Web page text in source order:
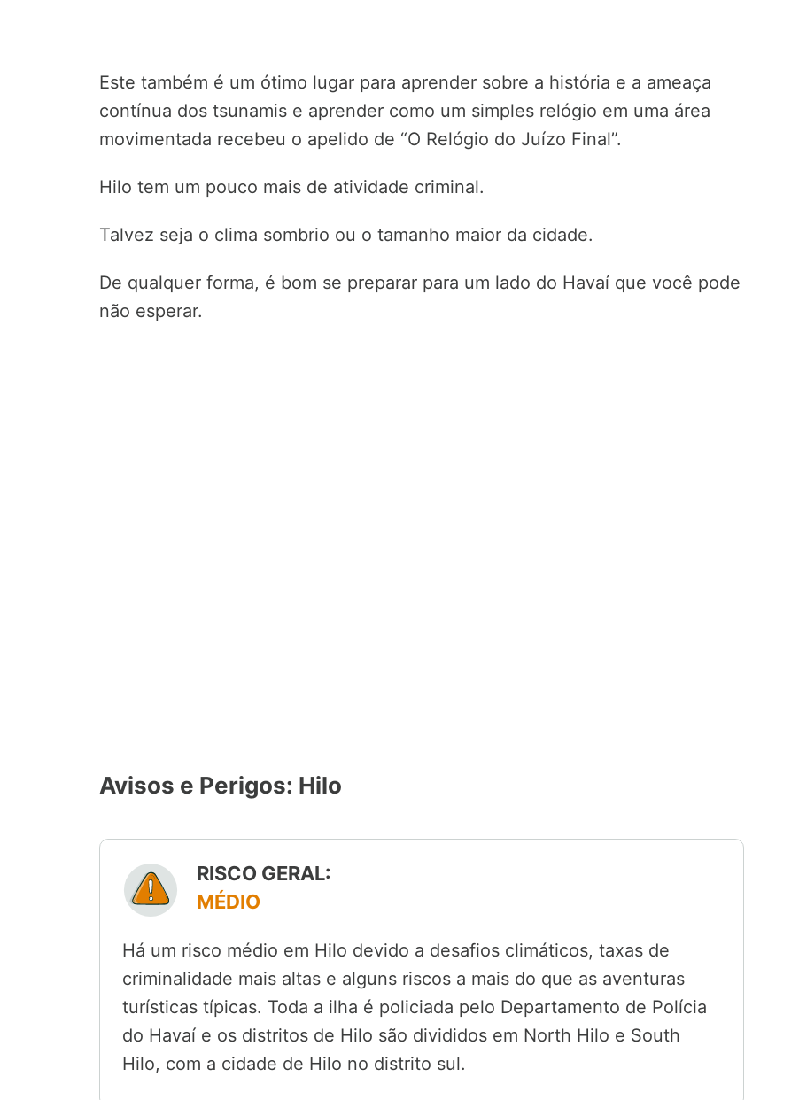
Este também é um ótimo lugar para aprender sobre a história e a ameaça
contínua dos tsunamis e aprender como um simples relógio em uma área
movimentada recebeu o apelido de “O Relógio do Juízo Final”.
Hilo tem um pouco mais de atividade criminal.
Talvez seja o clima sombrio ou o tamanho maior da cidade.
De qualquer forma, é bom se preparar para um lado do Havaí que você pode
não esperar.
Avisos e Perigos: Hilo
RISCO GERAL:
MÉDIO
Há um risco médio em Hilo devido a desafios climáticos, taxas de
criminalidade mais altas e alguns riscos a mais do que as aventuras
turísticas típicas. Toda a ilha é policiada pelo Departamento de Polícia
do Havaí e os distritos de Hilo são divididos em North Hilo e South
Hilo, com a cidade de Hilo no distrito sul.